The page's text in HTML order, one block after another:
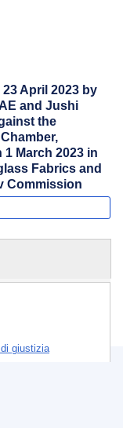
April 2023 by
and Jushi
the
March 2023 in
Fabrics and
Commission
giustizia
europea